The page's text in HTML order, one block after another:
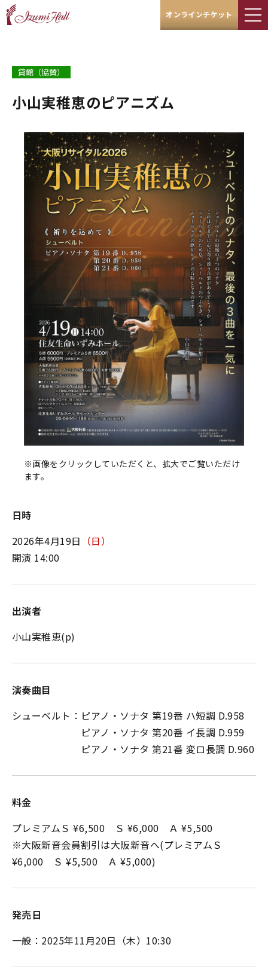
オンラインチケット
貸館（協賛）
小山実稚恵のピアニズム
※画像をクリックしていただくと、拡大でご覧いただけ
ます。
日時
2026年4月19日 （日）
開演 14:00
出演者
小山実稚恵(p)
演奏曲目
シューベルト：ピアノ・ソナタ 第19番 ハ短調 D.958
ピアノ・ソナタ 第20番 イ長調 D.959
ピアノ・ソナタ 第21番 変ロ長調 D.960
料金
プレミアムＳ ¥6,500 Ｓ ¥6,000 Ａ ¥5,500
※大阪新音会員割引は大阪新音へ(プレミアムＳ
¥6,000 Ｓ ¥5,500 Ａ ¥5,000)
発売日
一般：2025年11月20日（木）10:30